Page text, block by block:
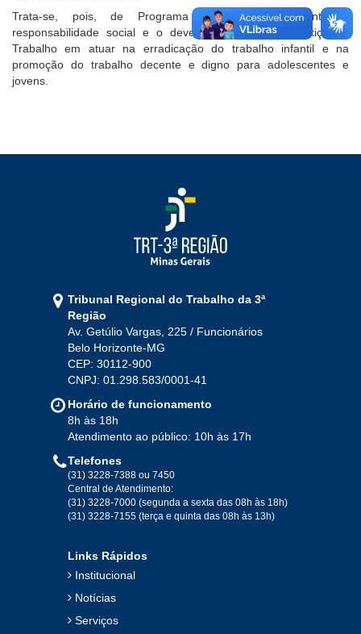
Trata-se, pois, de Programa que tem em conta a
responsabilidade social e o dever institucional da Justiça do
Trabalho em atuar na erradicação do trabalho infantil e na
promoção do trabalho decente e digno para adolescentes e
jovens.
Tribunal Regional do Trabalho da 3ª
Região
Av. Getúlio Vargas, 225 / Funcionários
Belo Horizonte-MG
CEP: 30112-900
CNPJ: 01.298.583/0001-41
Horário de funcionamento
8h às 18h
Atendimento ao público: 10h às 17h
Telefones
(31) 3228-7388 ou 7450
Central de Atendimento:
(31) 3228-7000 (segunda a sexta das 08h às 18h)
(31) 3228-7155 (terça e quinta das 08h às 13h)
Links Rápidos
Institucional
Notícias
Serviços